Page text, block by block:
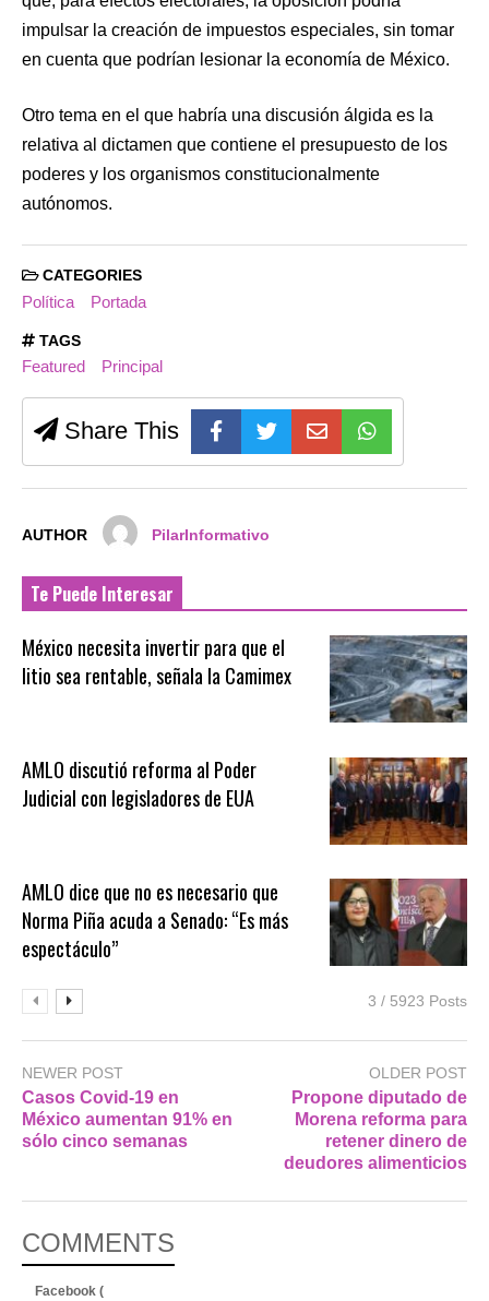
impulsar la creación de impuestos especiales, sin tomar
en cuenta que podrían lesionar la economía de México.
Otro tema en el que habría una discusión álgida es la
relativa al dictamen que contiene el presupuesto de los
poderes y los organismos constitucionalmente
autónomos.
CATEGORIES
Política Portada
TAGS
Featured Principal
Share This
AUTHOR PilarInformativo
Te Puede Interesar
México necesita invertir para que el
litio sea rentable, señala la Camimex
AMLO discutió reforma al Poder
Judicial con legisladores de EUA
AMLO dice que no es necesario que
Norma Piña acuda a Senado: “Es más
espectáculo”
3 / 5923 Posts
NEWER POST
Casos Covid-19 en
México aumentan 91% en
sólo cinco semanas
OLDER POST
Propone diputado de
Morena reforma para
retener dinero de
deudores alimenticios
COMMENTS
Facebook (